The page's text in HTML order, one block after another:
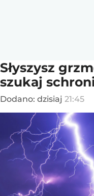
Słyszysz
szukaj
Dodano: dzisiaj 21:45